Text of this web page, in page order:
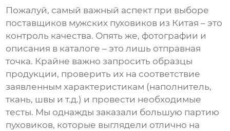
Пожалуй, самый важный аспект при выборе
поставщиков мужских пуховиков из Китая – это
контроль качества. Опять же, фотографии и
описания в каталоге – это лишь отправная
точка. Крайне важно запросить образцы
продукции, проверить их на соответствие
заявленным характеристикам (наполнитель,
ткань, швы и т.д.) и провести необходимые
тесты. Мы однажды заказали большую партию
пуховиков, которые выглядели отлично на